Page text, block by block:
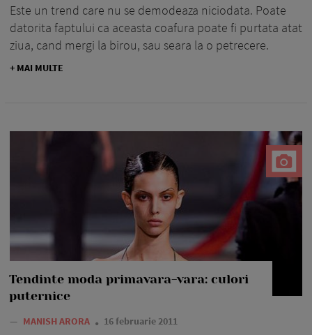
Este un trend care nu se demodeaza niciodata. Poate
datorita faptului ca aceasta coafura poate fi purtata atat
ziua, cand mergi la birou, sau seara la o petrecere.
+ MAI MULTE
Tendinte moda primavara-vara: culori
puternice
— MANISH ARORA 16 februarie 2011